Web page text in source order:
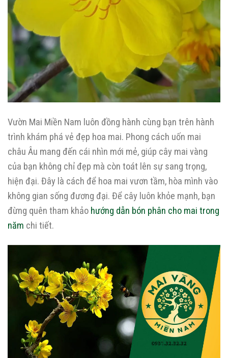
Vườn Mai Miền Nam luôn đồng hành cùng bạn trên hành
trình khám phá vẻ đẹp hoa mai. Phong cách uốn mai
châu Âu mang đến cái nhìn mới mẻ, giúp cây mai vàng
của bạn không chỉ đẹp mà còn toát lên sự sang trọng,
hiện đại. Đây là cách để hoa mai vươn tầm, hòa mình vào
không gian sống đương đại. Để cây luôn khỏe mạnh, bạn
đừng quên tham khảo hướng dẫn bón phân cho mai trong
năm chi tiết.